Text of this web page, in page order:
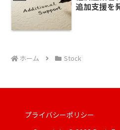
追加支援を
ホーム Stock
プライバシーポリシー